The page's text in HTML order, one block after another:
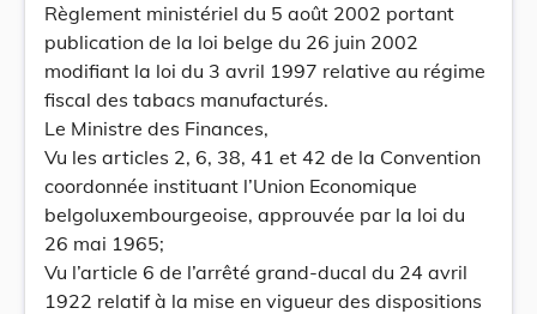
Règlement ministériel du 5 août 2002 portant
publication de la loi belge du 26 juin 2002
modifiant la loi du 3 avril 1997 relative au régime
fiscal des tabacs manufacturés.
Le Ministre des Finances,
Vu les articles 2, 6, 38, 41 et 42 de la Convention
coordonnée instituant l’Union Economique
belgoluxembourgeoise, approuvée par la loi du
26 mai 1965;
Vu l’article 6 de l’arrêté grand-ducal du 24 avril
1922 relatif à la mise en vigueur des dispositions